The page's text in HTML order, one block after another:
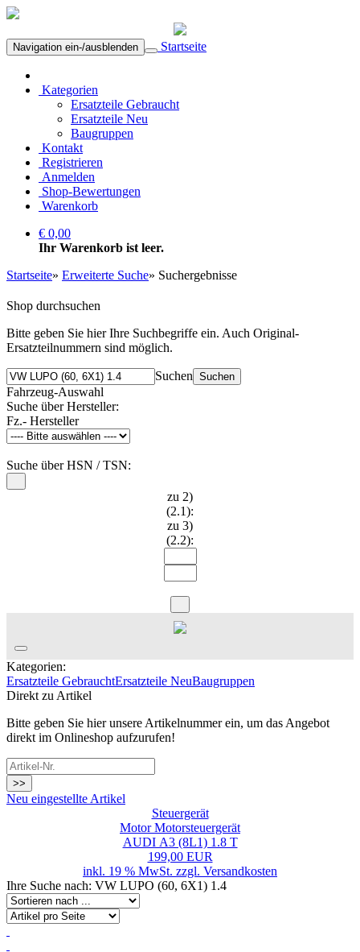
Navigation ein-/ausblenden Startseite
Kategorien
Ersatzteile Gebraucht
Ersatzteile Neu
Baugruppen
Kontakt
Registrieren
Anmelden
Shop-Bewertungen
Warenkorb
€ 0,00
Ihr Warenkorb ist leer.
Startseite» Erweiterte Suche» Suchergebnisse
Shop durchsuchen
Bitte geben Sie hier Ihre Suchbegriffe ein. Auch Original-
Ersatzteilnummern sind möglich.
Suchen Suchen
Fahrzeug-Auswahl
Suche über Hersteller:
Fz.- Hersteller
Suche über HSN / TSN:
zu 2)
(2.1):
zu 3)
(2.2):
Kategorien:
Ersatzteile GebrauchtErsatzteile NeuBaugruppen
Direkt zu Artikel
Bitte geben Sie hier unsere Artikelnummer ein, um das Angebot
direkt im Onlineshop aufzurufen!
>>
Neu eingestellte Artikel
Steuergerät
Motor Motorsteuergerät
AUDI A3 (8L1) 1.8 T
199,00 EUR
inkl. 19 % MwSt. zzgl. Versandkosten
Ihre Suche nach: VW LUPO (60, 6X1) 1.4